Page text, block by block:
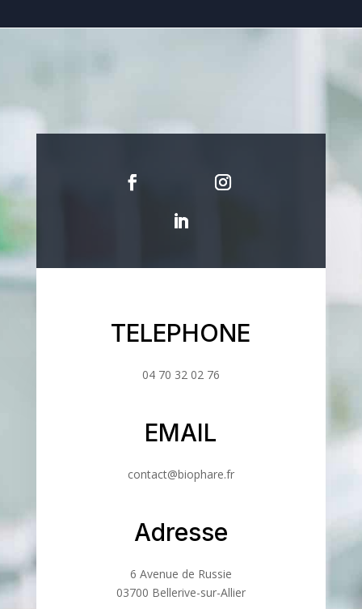
TELEPHONE
04 70 32 02 76
EMAIL
contact@biophare.fr
Adresse
6 Avenue de Russie
03700 Bellerive-sur-Allier